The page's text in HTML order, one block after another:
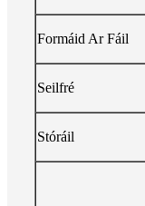
Formáid Ar Fáil
Seilfré
Stóráil